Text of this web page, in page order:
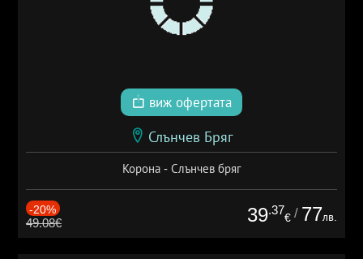
виж офертата
Слънчев Бряг
Корона - Слънчев бряг
-20%
49.08€ 39.37
€ / 77лв.